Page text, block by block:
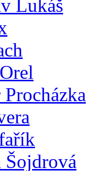
Lukáš
Šojdrová